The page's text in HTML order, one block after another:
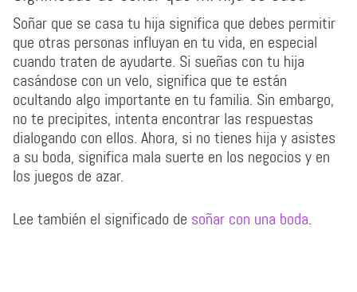
Soñar que se casa tu hija significa que debes permitir
que otras personas influyan en tu vida, en especial
cuando traten de ayudarte. Si sueñas con tu hija
casándose con un velo, significa que te están
ocultando algo importante en tu familia. Sin embargo,
no te precipites, intenta encontrar las respuestas
dialogando con ellos. Ahora, si no tienes hija y asistes
a su boda, significa mala suerte en los negocios y en
los juegos de azar.
Lee también el significado de soñar con una boda.